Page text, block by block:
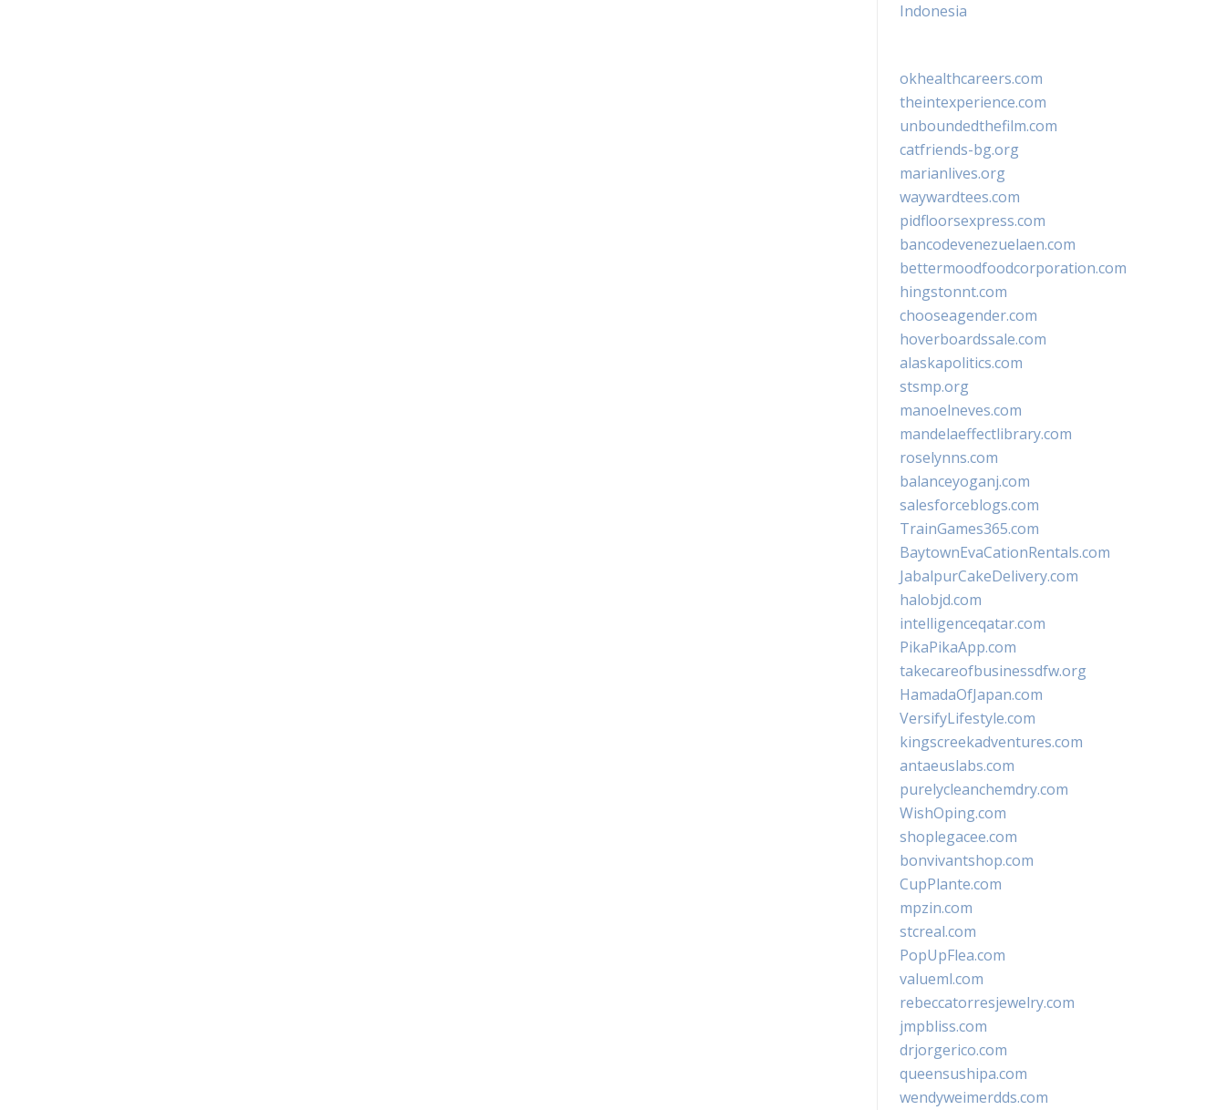
Indonesia
okhealthcareers.com
theintexperience.com
unboundedthefilm.com
catfriends-bg.org
marianlives.org
waywardtees.com
pidfloorsexpress.com
bancodevenezuelaen.com
bettermoodfoodcorporation.com
hingstonnt.com
chooseagender.com
hoverboardssale.com
alaskapolitics.com
stsmp.org
manoelneves.com
mandelaeffectlibrary.com
roselynns.com
balanceyoganj.com
salesforceblogs.com
TrainGames365.com
BaytownEvaCationRentals.com
JabalpurCakeDelivery.com
halobjd.com
intelligenceqatar.com
PikaPikaApp.com
takecareofbusinessdfw.org
HamadaOfJapan.com
VersifyLifestyle.com
kingscreekadventures.com
antaeuslabs.com
purelycleanchemdry.com
WishOping.com
shoplegacee.com
bonvivantshop.com
CupPlante.com
mpzin.com
stcreal.com
PopUpFlea.com
valueml.com
rebeccatorresjewelry.com
jmpbliss.com
drjorgerico.com
queensushipa.com
wendyweimerdds.com